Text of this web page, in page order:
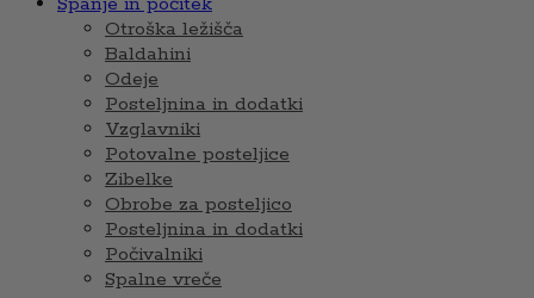
Otroška ležišča
Baldahini
Odeje
Posteljnina in dodatki
Vzglavniki
Potovalne posteljice
Zibelke
Obrobe za posteljico
Posteljnina in dodatki
Počivalniki
Spalne vreče